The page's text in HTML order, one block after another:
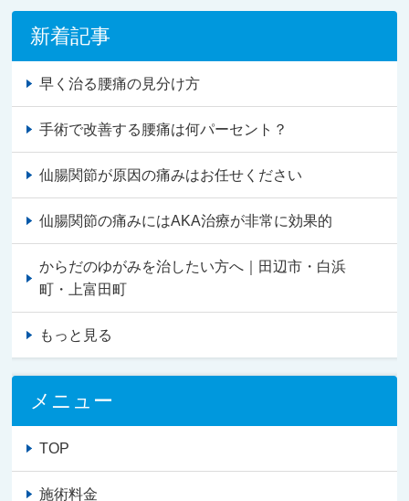
新着記事
早く治る腰痛の見分け方
手術で改善する腰痛は何パーセント？
仙腸関節が原因の痛みはお任せください
仙腸関節の痛みにはAKA治療が非常に効果的
からだのゆがみを治したい方へ｜田辺市・白浜
町・上富田町
もっと見る
メニュー
TOP
施術料金